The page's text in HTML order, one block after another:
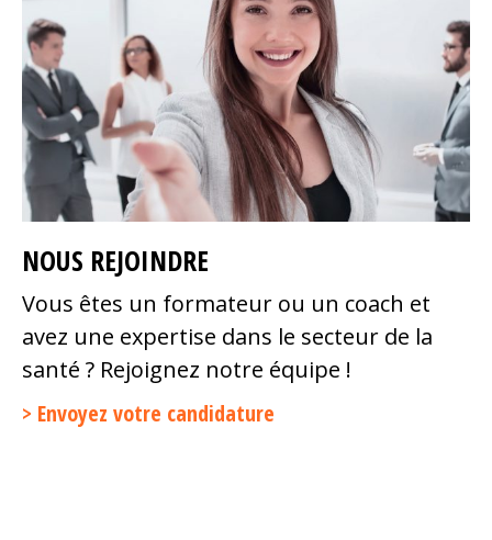
NOUS REJOINDRE
Vous êtes un formateur ou un coach et
avez une expertise dans le secteur de la
santé ? Rejoignez notre équipe !
Envoyez votre candidature